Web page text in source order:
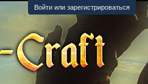
Войти или зарегистрироваться